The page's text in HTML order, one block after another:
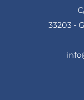
33203 -